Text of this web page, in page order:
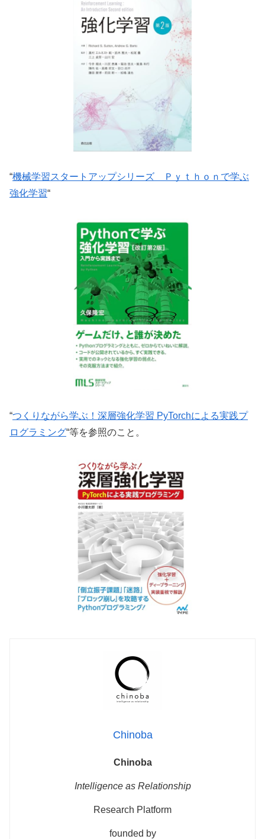
“機械学習スタートアップシリーズ Ｐｙｔｈｏｎで学ぶ
強化学習“
“つくりながら学ぶ！深層強化学習 PyTorchによる実践プ
ログラミング“等を参照のこと。
Chinoba
Chinoba
Intelligence as Relationship
Research Platform
founded by